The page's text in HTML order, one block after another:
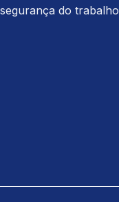
do trabalho